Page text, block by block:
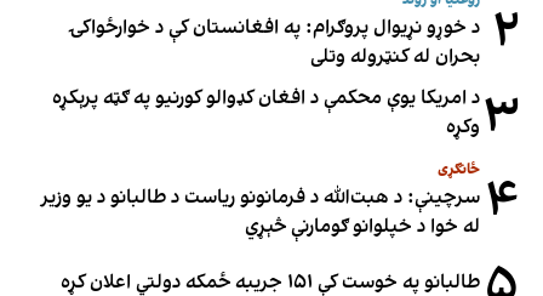
۲ د خوړو نړیوال پروګرام: په افغانستان کې د خوارځواکۍ
بحران له کنټروله وتلی
۳د امریکا یوې محکمې د افغان کډوالو کورنیو په ګټه پرېکړه
وکړه
۴ ځانګړی
سرچینې: د هبت‌الله د فرمانونو ریاست د طالبانو د یو وزیر
له خوا د خپلوانو ګومارنې څېړي
طالبانو په خوست کې ۱۵۱ جریبه ځمکه دولتي اعلان کړه